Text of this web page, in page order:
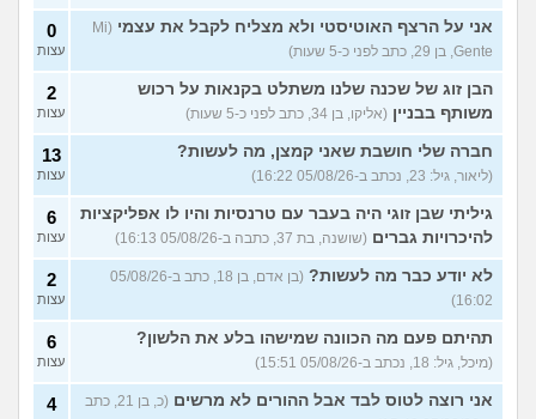
אני על הרצף האוטיסטי ולא מצליח לקבל את עצמי
(Mi
Gente, בן 29, כתב לפני כ-5 שעות)
0
עצות
הבן זוג של שכנה שלנו משתלט בקנאות על רכוש
משותף בבניין (אליקו, בן 34, כתב לפני כ-5 שעות)
2
עצות
חברה שלי חושבת שאני קמצן, מה לעשות?
(ליאור, גיל: 23, נכתב ב-05/08/26 16:22)
13
עצות
גיליתי שבן זוגי היה בעבר עם טרנסיות והיו לו אפליקציות
להיכרויות גברים (שושנה, בת 37, כתבה ב-05/08/26 16:13)
6
עצות
לא יודע כבר מה לעשות?
(בן אדם, בן 18, כתב ב-05/08/26
16:02)
2
עצות
תהיתם פעם מה הכוונה שמישהו בלע את הלשון?
(מיכל, גיל: 18, נכתב ב-05/08/26 15:51)
6
עצות
אני רוצה לטוס לבד אבל ההורים לא מרשים
(כ, בן 21, כתב
4